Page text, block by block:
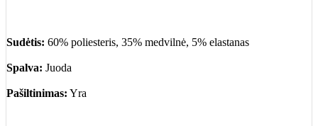
Sudėtis: 60% poliesteris, 35% medvilnė, 5% elastanas
Spalva: Juoda
Pašiltinimas: Yra